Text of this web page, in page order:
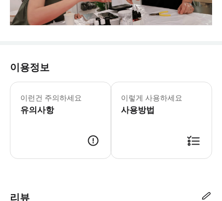
이용정보
이런건 주의하세요
유의사항
이렇게 사용하세요
사용방법
리뷰